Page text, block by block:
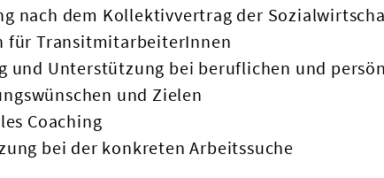
nach dem Kollektivvertrag der
für TransitmitarbeiterInnen
und Unterstützung bei beruflichen und
und Zielen
Coaching
bei der konkreten Arbeitssuche